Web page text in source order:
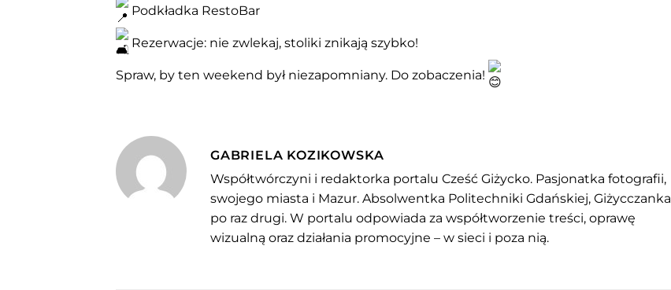
Podkładka RestoBar
Rezerwacje: nie zwlekaj, stoliki znikają szybko!
Spraw, by ten weekend był niezapomniany. Do zobaczenia!
GABRIELA KOZIKOWSKA
Współtwórczyni i redaktorka portalu Cześć Giżycko. Pasjonatka fotografii,
swojego miasta i Mazur. Absolwentka Politechniki Gdańskiej, Giżycczanka
po raz drugi. W portalu odpowiada za współtworzenie treści, oprawę
wizualną oraz działania promocyjne – w sieci i poza nią.